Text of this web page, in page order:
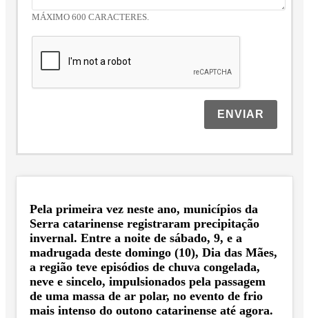
MÁXIMO 600 CARACTERES.
ENVIAR
Pela primeira vez neste ano, municípios da
Serra catarinense registraram precipitação
invernal. Entre a noite de sábado, 9, e a
madrugada deste domingo (10), Dia das Mães,
a região teve episódios de chuva congelada,
neve e sincelo, impulsionados pela passagem
de uma massa de ar polar, no evento de frio
mais intenso do outono catarinense até agora.